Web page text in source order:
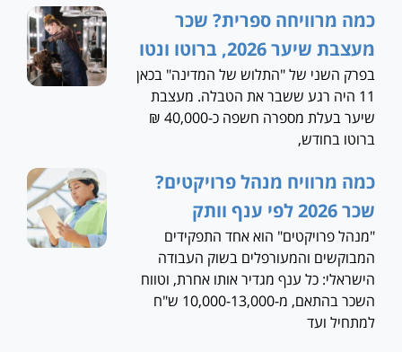
כמה מרוויחה ספרית? שכר
מעצבת שיער 2026, ברוטו ונטו
בפרק השני של "התלוש של המדינה" בכאן
11 היה רגע ששבר את הטבלה. מעצבת
שיער בעלת מספרה חשפה כ-40,000 ₪
ברוטו בחודש,
כמה מרוויח מנהל פרויקטים?
שכר 2026 לפי ענף וותק
"מנהל פרויקטים" הוא אחד התפקידים
המבוקשים והמעורפלים בשוק העבודה
הישראלי: כל ענף מגדיר אותו אחרת, וטווח
השכר בהתאם, מ-10,000-13,000 ש"ח
למתחיל ועד